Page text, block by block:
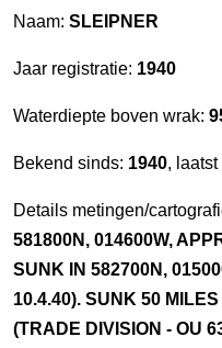
Naam: SLEIPNER
Jaar registratie: 1940
Waterdiepte boven wrak:
Bekend sinds: 1940,
Details metingen/
581800N, 014600W,
SUNK IN 582700N,
10.4.40). SUNK 50
(TRADE DIVISION - OU